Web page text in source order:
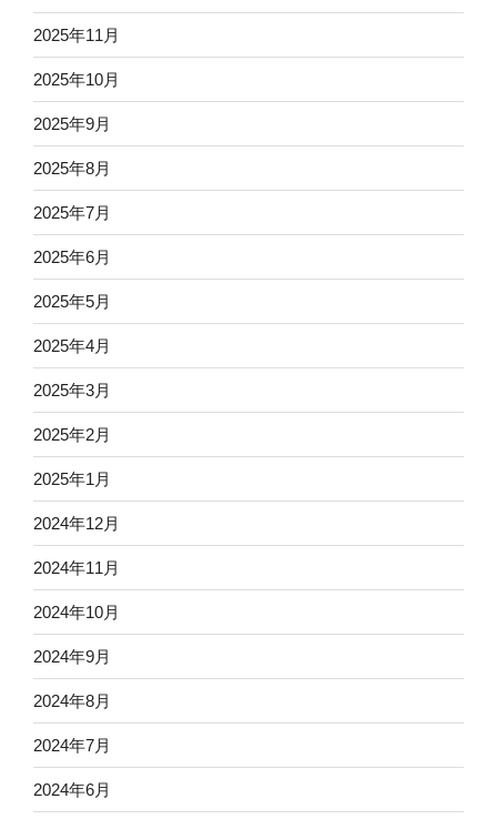
2025年11月
2025年10月
2025年9月
2025年8月
2025年7月
2025年6月
2025年5月
2025年4月
2025年3月
2025年2月
2025年1月
2024年12月
2024年11月
2024年10月
2024年9月
2024年8月
2024年7月
2024年6月